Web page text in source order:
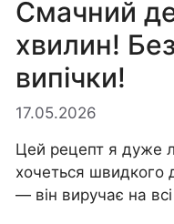
Смачний
хвилин!
випічки!
17.05.2026
Цей рецепт я дуже
хочеться
— він виручає на